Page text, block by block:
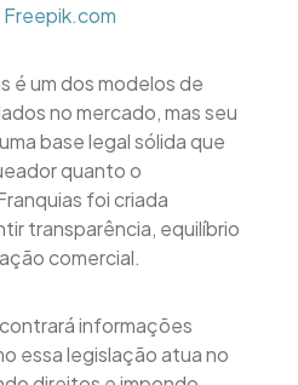
é um dos modelos de
no mercado, mas seu
base legal sólida que
quanto o
foi criada
transparência, equilíbrio
comercial.
informações
essa legislação atua no